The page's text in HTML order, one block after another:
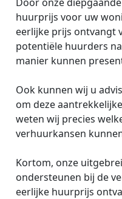
huurprijs voor uw
eerlijke prijs ontvangt
potentiële huurders
manier kunnen
Ook kunnen wij u
om deze
weten wij precies
verhuurkansen
Kortom, onze
ondersteunen bij de
eerlijke huurprijs